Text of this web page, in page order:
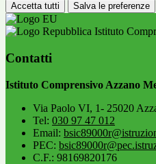
Accetta tutti Salva le preferenze
Istituto
Contatti
Istituto Comprensivo Azzano
Via Paolo VI, 1- 25020
Tel: 030 97 47 012
Email:
PEC:
C.F.: 98169820176